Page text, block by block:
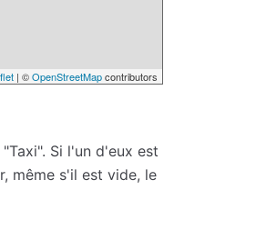
| ©OpenStreetMapcontributors
Si l'un d'eux est
même s'il est vide, le